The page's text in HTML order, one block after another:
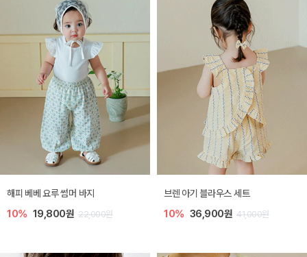
해피 베베 요루 썸머 바지
10% 19,800원 22,000원
브렌 아기 블라우스 세트
10% 36,900원 41,000원